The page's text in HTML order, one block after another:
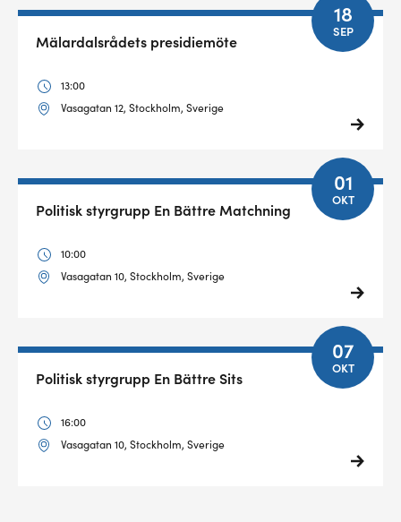
18
SEP
Mälardalsrådets presidiemöte
13:00
Vasagatan 12, Stockholm, Sverige
01
OKT
Politisk styrgrupp En Bättre Matchning
10:00
Vasagatan 10, Stockholm, Sverige
07
OKT
Politisk styrgrupp En Bättre Sits
16:00
Vasagatan 10, Stockholm, Sverige